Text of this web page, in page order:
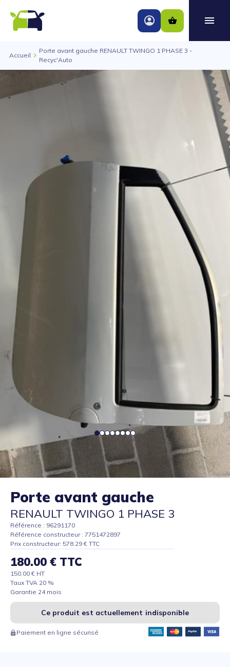
Accueil
Porte avant gauche RENAULT TWINGO 1 PHASE 3 -
Recyc'Auto
Porte avant gauche
RENAULT TWINGO 1 PHASE 3
Référence : 96291170
Référence constructeur : 7751472897
Prix constructeur: 578.29 € TTC
180.00 € TTC
150.00 € HT
Taux TVA 20 %
Garantie 24 mois
Ce produit est actuellement indisponible
Paiement en ligne sécurisé